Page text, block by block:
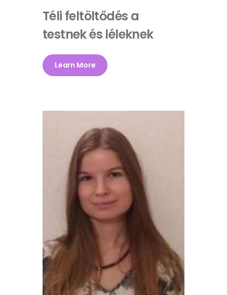
Téli feltöltődés a
testnek és léleknek
Learn More